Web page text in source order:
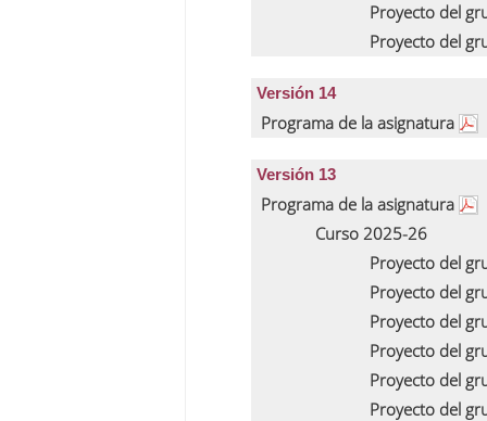
Proyecto del
Proyecto del
Versión 14
Programa de la asignatura
Versión 13
Programa de la asignatura
Curso 2025-26
Proyecto del
Proyecto del
Proyecto del
Proyecto del
Proyecto del
Proyecto del